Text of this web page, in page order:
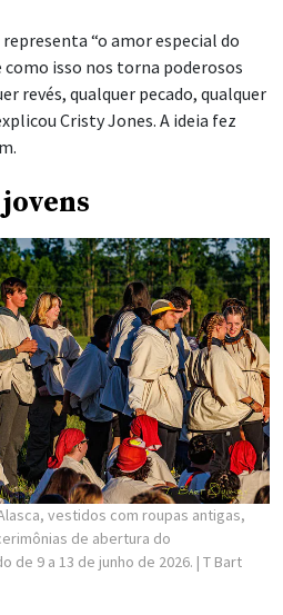
representa “o amor especial do
como isso nos torna poderosos
revés, qualquer pecado, qualquer
Cristy Jones. A ideia fez
vestidos com roupas antigas,
de abertura do
de 9 a 13 de junho de 2026. | T Bart